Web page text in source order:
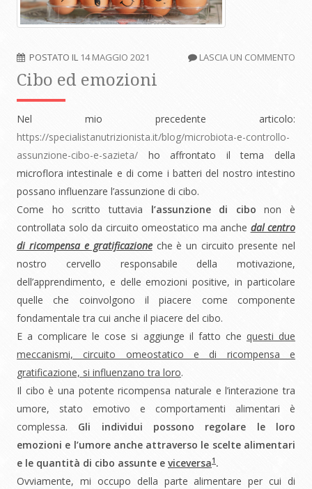
POSTATO IL 14 MAGGIO 2021 LASCIA UN COMMENTO
Cibo ed emozioni
Nel mio precedente articolo:
https://specialistanutrizionista.it/blog/microbiota-e-controllo-
assunzione-cibo-e-sazieta/ ho affrontato il tema della
microflora intestinale e di come i batteri del nostro intestino
possano influenzare l’assunzione di cibo.
Come ho scritto tuttavia l’assunzione di cibo non è
controllata solo da circuito omeostatico ma anche dal centro
di ricompensa e gratificazioneche è un circuito presente nel
nostro cervello responsabile della motivazione,
dell’apprendimento, e delle emozioni positive, in particolare
quelle che coinvolgono il piacere come componente
fondamentale tra cui anche il piacere del cibo.
E a complicare le cose si aggiunge il fatto che questi due
meccanismi, circuito omeostatico e di ricompensa e
gratificazione, si influenzano tra loro.
Il cibo è una potente ricompensa naturale e l’interazione tra
umore, stato emotivo e comportamenti alimentari è
complessa. Gli individui possono regolare le loro
emozioni e l’umore anche attraverso le scelte alimentari
e le quantità di cibo assunte e viceversa1 .
Ovviamente, mi occupo della parte alimentare per cui di